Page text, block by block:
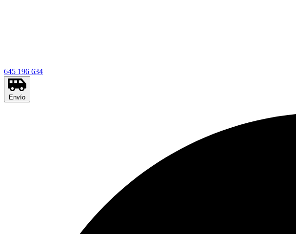
645 196 634
Envío